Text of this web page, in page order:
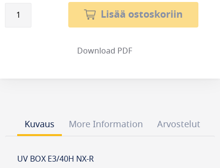
Lisää ostoskoriin
Download PDF
Kuvaus More Information Arvostelut
UV BOX E3/40H NX-R